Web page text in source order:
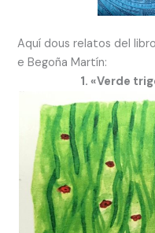
Aquí dous relatos del libro
e Begoña Martín:
1. «Verde